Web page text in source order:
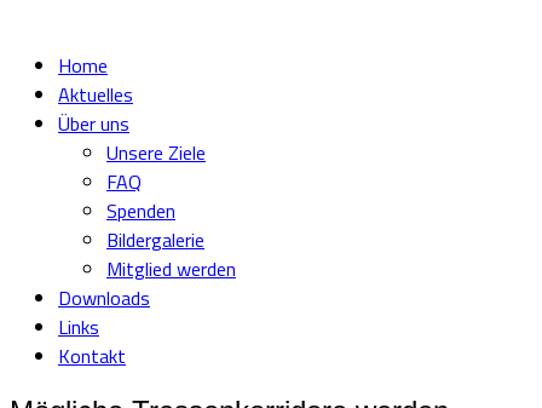
Home
Aktuelles
Über uns
Unsere Ziele
FAQ
Spenden
Bildergalerie
Mitglied werden
Downloads
Links
Kontakt